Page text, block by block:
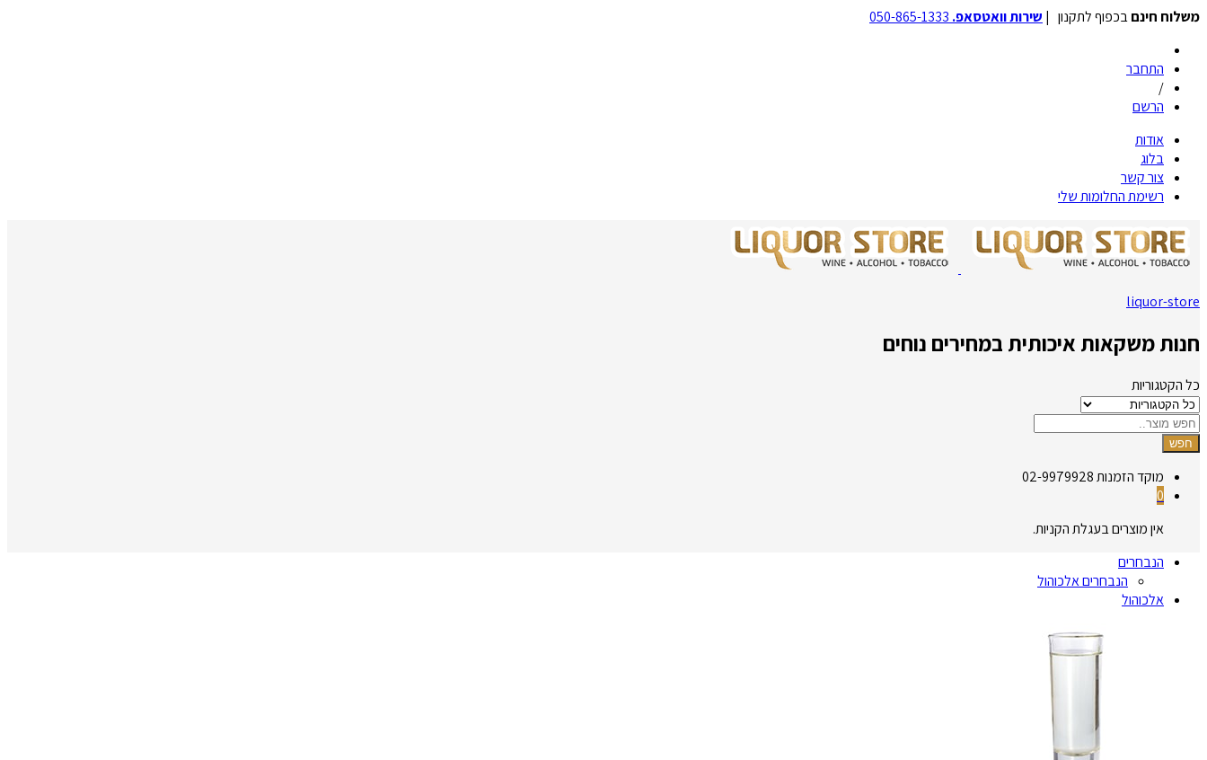
משלוח חינםבכפוף לתקנון | שירות וואטסאפ.
התחבר
/
הרשם
אודות
בלוג
צור קשר
רשימת החלומות שלי
liquor-store
חנות משקאות איכותית במחירים נוחים
כל הקטגוריות
חפש
מוקד הזמנות02-9979928
0
אין מוצרים בעגלת הקניות.
הנבחרים
הנבחרים אלכוהול
אלכוהול